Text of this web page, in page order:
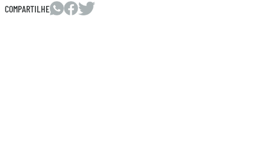
COMPARTILHE